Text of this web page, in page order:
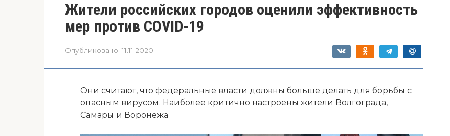
Жители российских городов оценили эффективность
мер против COVID-19
Опубликовано: 11.11.2020
Они считают, что федеральные власти должны больше делать для борьбы с
опасным вирусом. Наиболее критично настроены жители Волгограда,
Самары и Воронежа